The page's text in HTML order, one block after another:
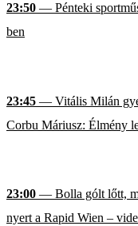
23:50 — Pénteki
ben
23:45 — Vitális Milán
Corbu Máriusz: Élmény
23:00 — Bolla gólt lőtt,
nyert a Rapid Wien –